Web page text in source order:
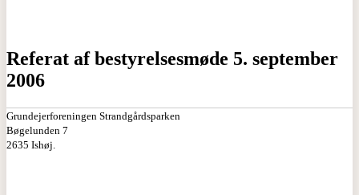
Referat af bestyrelsesmøde 5. september
2006
Grundejerforeningen Strandgårdsparken
Bøgelunden 7
2635 Ishøj.